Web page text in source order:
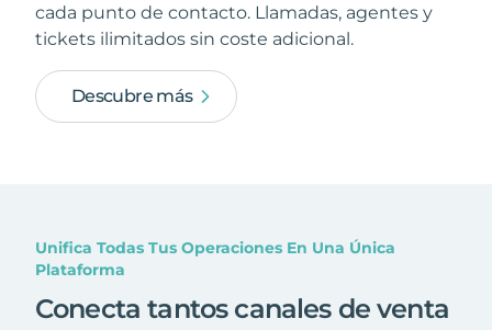
cada punto de contacto. Llamadas, agentes y
tickets ilimitados sin coste adicional.
Descubre más
Unifica Todas Tus Operaciones En Una Única
Plataforma
Conecta tantos canales de venta